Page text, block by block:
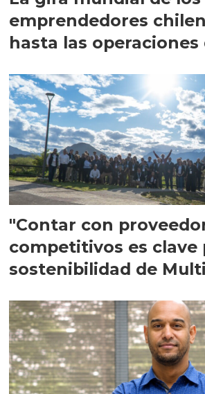
emprendedores
hasta las operaciones
"Contar con
competitivos es clave
sostenibilidad de